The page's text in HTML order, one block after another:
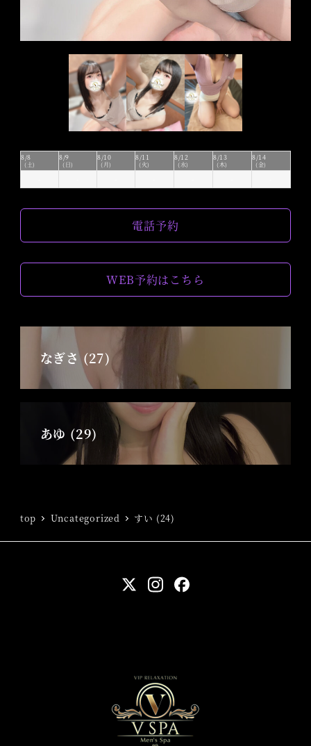
8/8
(土)
8/9
(日)
8/10
(月)
8/11
(火)
8/12
(水)
8/13
(木)
8/14
(金)
電話予約
WEB予約はこちら
なぎさ (27)
あゆ (29)
top Uncategorized すい (24)
twitterinstagram
facebook